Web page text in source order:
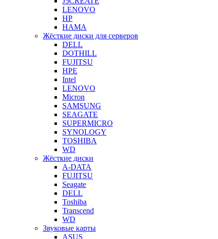
LENOVO
HP
HAMA
Жёсткие диски для серверов
DELL
DOTHILL
FUJITSU
HPE
Intel
LENOVO
Micron
SAMSUNG
SEAGATE
SUPERMICRO
SYNOLOGY
TOSHIBA
WD
Жёсткие диски
A-DATA
FUJITSU
Seagate
DELL
Toshiba
Transcend
WD
Звуковые карты
ASUS